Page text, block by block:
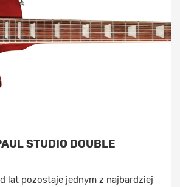
STUDIO DOUBLE
lat pozostaje jednym z najbardziej